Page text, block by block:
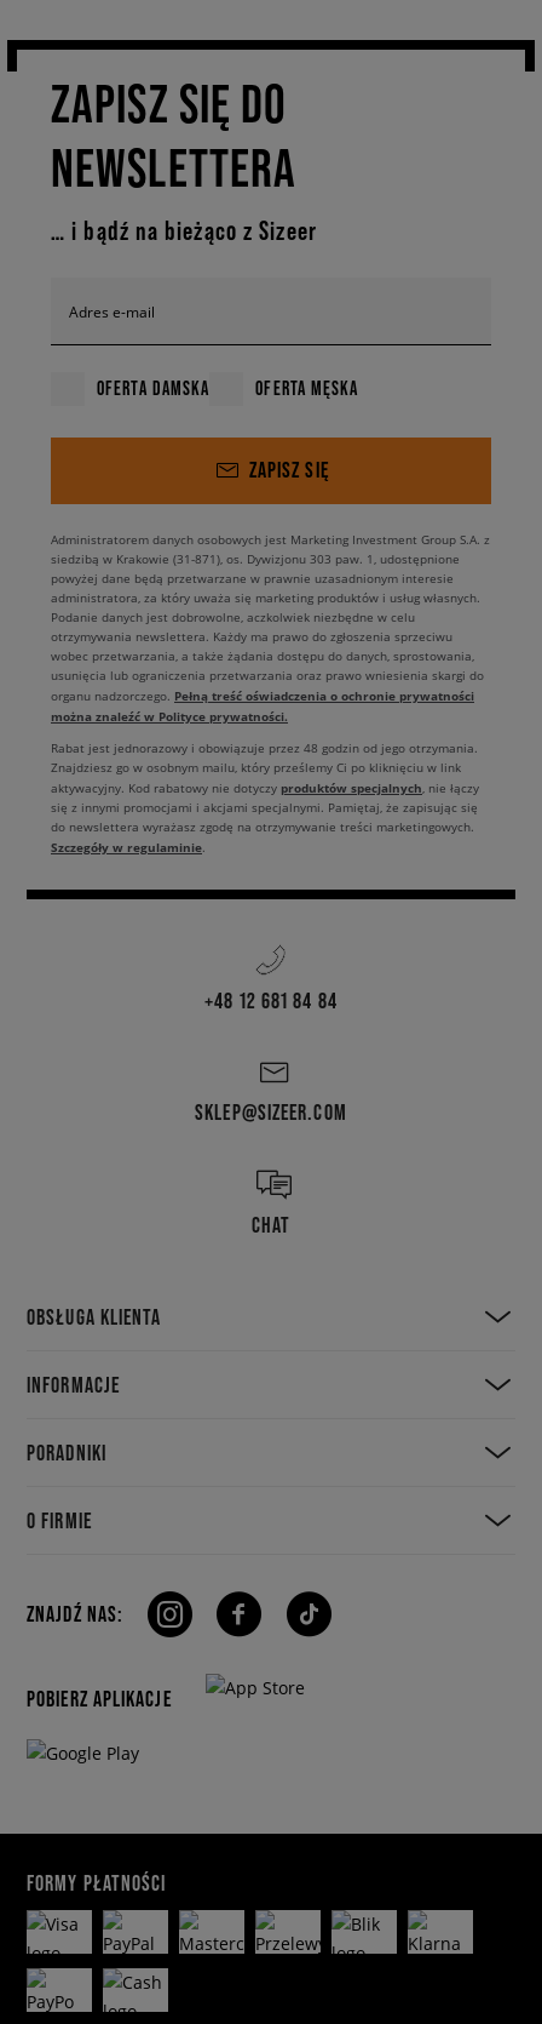
ZAPISZ SIĘ DO
NEWSLETTERA
… i bądź na bieżąco z Sizeer
Adres e-mail
OFERTA DAMSKA OFERTA MĘSKA
ZAPISZ SIĘ
Administratorem danych osobowych jest Marketing Investment Group S.A. z
siedzibą w Krakowie (31-871), os. Dywizjonu 303 paw. 1, udostępnione
powyżej dane będą przetwarzane w prawnie uzasadnionym interesie
administratora, za który uważa się marketing produktów i usług własnych.
Podanie danych jest dobrowolne, aczkolwiek niezbędne w celu
otrzymywania newslettera. Każdy ma prawo do zgłoszenia sprzeciwu
wobec przetwarzania, a także żądania dostępu do danych, sprostowania,
usunięcia lub ograniczenia przetwarzania oraz prawo wniesienia skargi do
organu nadzorczego. Pełną treść oświadczenia o ochronie prywatności
można znaleźć w Polityce prywatności.
Rabat jest jednorazowy i obowiązuje przez 48 godzin od jego otrzymania.
Znajdziesz go w osobnym mailu, który prześlemy Ci po kliknięciu w link
aktywacyjny. Kod rabatowy nie dotyczy produktów specjalnych , nie łączy
się z innymi promocjami i akcjami specjalnymi. Pamiętaj, że zapisując się
do newslettera wyrażasz zgodę na otrzymywanie treści marketingowych.
Szczegóły w regulaminie
+48 12 681 84 84
SKLEP@SIZEER.COM
CHAT
OBSŁUGA KLIENTA
INFORMACJE
PORADNIKI
O FIRMIE
ZNAJDŹ NAS:
POBIERZ APLIKACJE
FORMY PŁATNOŚCI